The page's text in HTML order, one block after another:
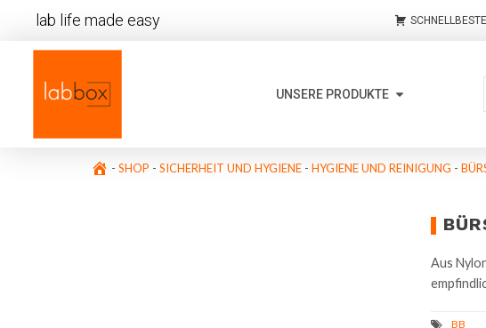
lab life made easy
UNSERE PRODUKTE
- SHOP - SICHERHEIT UND HYGIENE - HYGIENE UND REINIGUNG -
Aus